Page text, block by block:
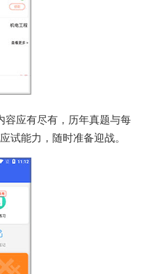
容应有尽有，历年真题与每
试能力，随时准备迎战。